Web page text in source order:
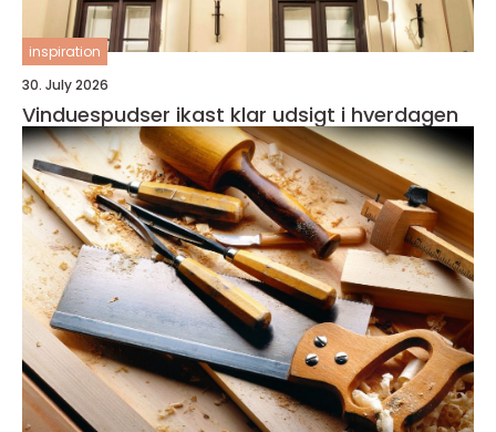
inspiration
30. July 2026
Vinduespudser ikast klar udsigt i hverdagen